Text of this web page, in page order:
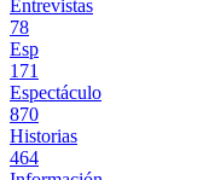
Entrevistas
78
Esp
171
Espectáculo
870
Historias
464